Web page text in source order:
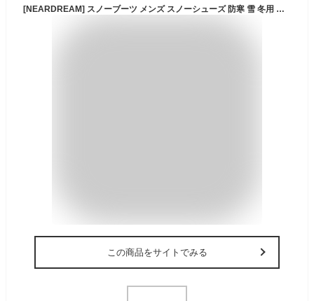
[NEARDREAM] スノーブーツ メンズ スノーシューズ 防寒 雪 冬用 トレッキングシューズ 登山 靴 ボア 裏起毛 ハイカット アウトドア 防滑 軽量 厚底 暖かい ブルー 26.5
この商品をサイトでみる